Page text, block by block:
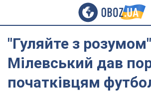
"Гуляйте з
Мілевський дав
початківцям